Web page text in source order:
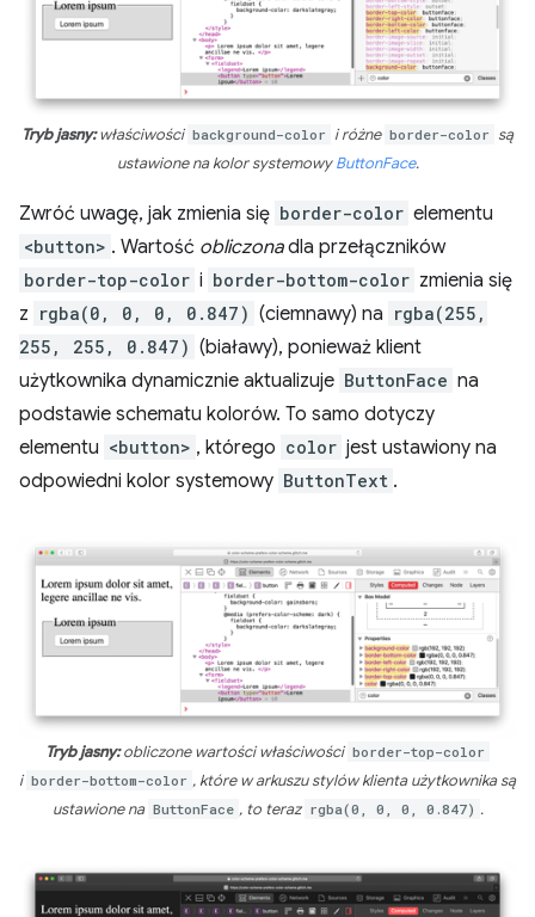
Tryb jasny:właściwości background-color i różne border-color są
ustawione na kolor systemowyButtonFace.
Zwróć uwagę, jak zmienia się border-color elementu
<button> . Wartość obliczonadla przełączników
border-top-color i border-bottom-color zmienia się
z rgba(0, 0, 0, 0.847) (ciemnawy) na rgba(255,
255, 255, 0.847) (białawy), ponieważ klient
użytkownika dynamicznie aktualizuje ButtonFace na
podstawie schematu kolorów. To samo dotyczy
elementu <button> , którego color jest ustawiony na
odpowiedni kolor systemowy ButtonText .
Tryb jasny:obliczone wartości właściwości border-top-color
i border-bottom-color , które w arkuszu stylów klienta użytkownika są
ustawione na ButtonFace , to teraz rgba(0, 0, 0, 0.847) .